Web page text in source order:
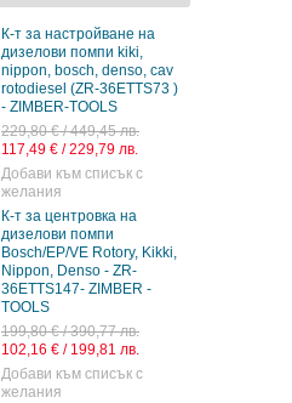
К-т за настройване на
дизелови помпи kiki,
nippon, bosch, denso, cav
rotodiesel (ZR-36ETTS73 )
- ZIMBER-TOOLS
229,80 € / 449,45 лв.
117,49 € / 229,79 лв.
Добави към списък с
желания
К-т за центровка на
дизелови помпи
Bosch/EP/VE Rotory, Kikki,
Nippon, Denso - ZR-
36ETTS147- ZIMBER -
TOOLS
199,80 € / 390,77 лв.
102,16 € / 199,81 лв.
Добави към списък с
желания